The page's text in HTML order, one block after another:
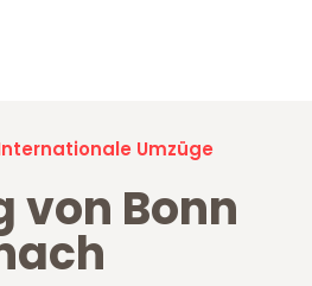
Umzüge
von Bonn